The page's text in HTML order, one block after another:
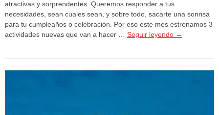
atractivas y sorprendentes. Queremos responder a tus
necesidades, sean cuales sean, y sobre todo, sacarte una sonrisa
para tu cumpleaños o celebración. Por eso este mes estrenamos 3
actividades nuevas que van a hacer … Seguir leyendo →